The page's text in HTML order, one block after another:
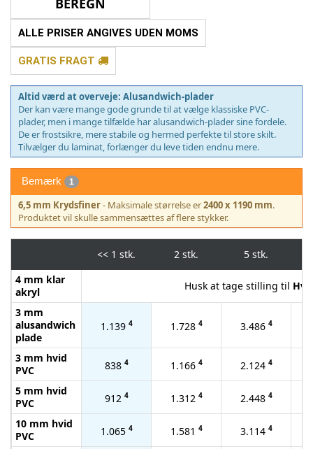
ALLE PRISER ANGIVES UDEN MOMS
GRATIS FRAGT
Altid værd at overveje: Alusandwich-plader
Der kan være mange gode grunde til at vælge klassiske PVC-
plader, men i mange tilfælde har alusandwich-plader sine fordele.
De er frostsikre, mere stabile og hermed perfekte til store skilt.
Tilvælger du laminat, forlænger du leve tiden endnu mere.
Bemærk 1
6,5 mm Krydsfiner- Maksimale størrelse er2400 x 1190 mm.
Produktet vil skulle sammensættes af flere stykker.
<< 1 stk. 2 stk.
5 stk.
4 mm klar
akryl
Husk at tage stilling til
3 mm
alusandwich
plade
1.139 4 1.728 4 3.486 4
3 mm hvid
PVC
838 4 1.166 4 2.124 4
5 mm hvid
PVC
912 4 1.312 4 2.448 4
10 mm hvid
PVC
1.065 4 1.581 4 3.114 4